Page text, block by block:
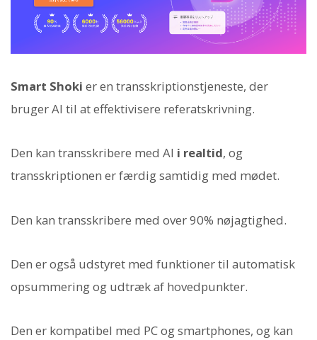
Smart Shoki er en transskriptionstjeneste, der
bruger AI til at effektivisere referatskrivning.
Den kan transskribere med AI i realtid, og
transskriptionen er færdig samtidig med mødet.
Den kan transskribere med over 90% nøjagtighed.
Den er også udstyret med funktioner til automatisk
opsummering og udtræk af hovedpunkter.
Den er kompatibel med PC og smartphones, og kan